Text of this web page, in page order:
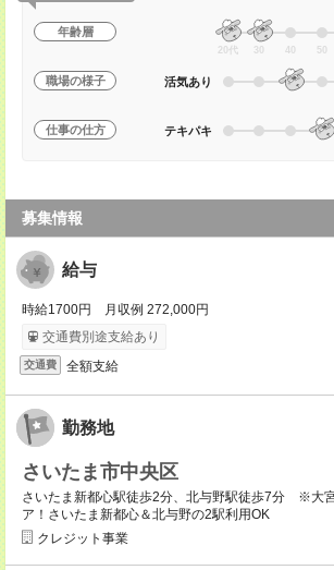
年齢層
20代 30 40 50
職場の様子 活気あり
仕事の仕方 テキパキ
募集情報
給与
時給1700円 月収例 272,000円
交通費別途支給あり
交通費 全額支給
勤務地
さいたま市中央区
さいたま新都心駅徒歩2分、北与野駅徒歩7分 ※大
ア！さいたま新都心＆北与野の2駅利用OK
クレジット事業